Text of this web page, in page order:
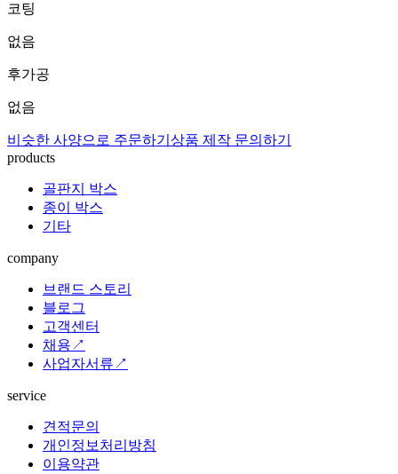
코팅
없음
후가공
없음
비슷한 사양으로 주문하기 상품 제작 문의하기
products
골판지 박스
종이 박스
기타
company
브랜드 스토리
블로그
고객센터
채용↗
사업자서류↗
service
견적문의
개인정보처리방침
이용약관